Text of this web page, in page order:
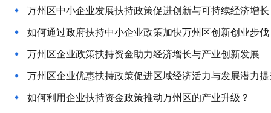
万州区中小企业发展扶持政策促进创新与可持续经济增长
如何通过政府扶持中小企业政策加快万州区创新创业步
万州区企业政策扶持资金助力经济增长与产业创新发展
万州区企业优惠扶持政策促进区域经济活力与发展潜力
如何利用企业扶持资金政策推动万州区的产业升级？